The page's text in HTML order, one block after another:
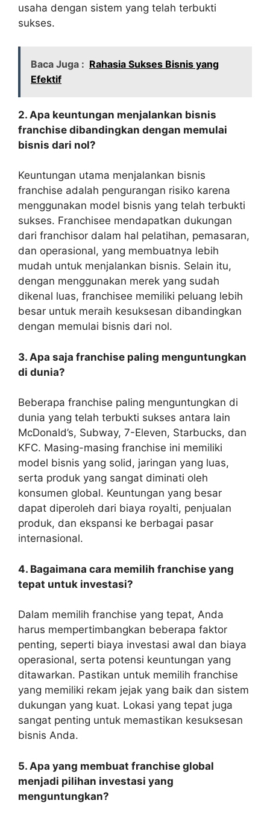
usaha dengan sistem yang telah terbukti
sukses.
Baca Juga : Rahasia Sukses Bisnis yang
Efektif
2. Apa keuntungan menjalankan bisnis
franchise dibandingkan dengan memulai
bisnis dari nol?
Keuntungan utama menjalankan bisnis
franchise adalah pengurangan risiko karena
menggunakan model bisnis yang telah terbukti
sukses. Franchisee mendapatkan dukungan
dari franchisor dalam hal pelatihan, pemasaran,
dan operasional, yang membuatnya lebih
mudah untuk menjalankan bisnis. Selain itu,
dengan menggunakan merek yang sudah
dikenal luas, franchisee memiliki peluang lebih
besar untuk meraih kesuksesan dibandingkan
dengan memulai bisnis dari nol.
3. Apa saja franchise paling menguntungkan
di dunia?
Beberapa franchise paling menguntungkan di
dunia yang telah terbukti sukses antara lain
McDonald’s, Subway, 7-Eleven, Starbucks, dan
KFC. Masing-masing franchise ini memiliki
model bisnis yang solid, jaringan yang luas,
serta produk yang sangat diminati oleh
konsumen global. Keuntungan yang besar
dapat diperoleh dari biaya royalti, penjualan
produk, dan ekspansi ke berbagai pasar
internasional.
4. Bagaimana cara memilih franchise yang
tepat untuk investasi?
Dalam memilih franchise yang tepat, Anda
harus mempertimbangkan beberapa faktor
penting, seperti biaya investasi awal dan biaya
operasional, serta potensi keuntungan yang
ditawarkan. Pastikan untuk memilih franchise
yang memiliki rekam jejak yang baik dan sistem
dukungan yang kuat. Lokasi yang tepat juga
sangat penting untuk memastikan kesuksesan
bisnis Anda.
5. Apa yang membuat franchise global
menjadi pilihan investasi yang
menguntungkan?